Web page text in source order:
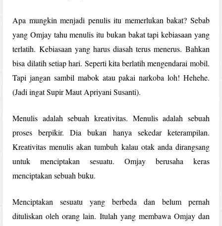
Apa mungkin menjadi penulis itu memerlukan bakat? Sebab
yang Omjay tahu menulis itu bukan bakat tapi kebiasaan yang
terlatih. Kebiasaan yang harus diasah terus menerus. Bahkan
bisa dilatih setiap hari. Seperti kita berlatih mengendarai mobil.
Tapi jangan sambil mabok atau pakai narkoba loh! Hehehe.
(Jadi ingat Supir Maut Apriyani Susanti).
Menulis adalah sebuah kreativitas. Menulis adalah sebuah
proses berpikir. Dia bukan hanya sekedar keterampilan.
Kreativitas menulis akan tumbuh kalau otak anda dirangsang
untuk menciptakan sesuatu. Omjay berusaha keras
menciptakan sebuah buku.
Menciptakan sesuatu yang berbeda dan belum pernah
dituliskan oleh orang lain. Itulah yang membawa Omjay dan